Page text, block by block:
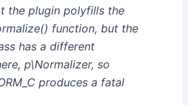
the plugin polyfills the
function, but the
has a different
p\Normalizer, so
produces a fatal